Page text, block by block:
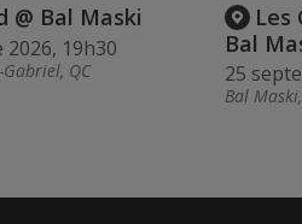
@ Bal Maski
19h30
QC
Les
Bal
25
Bal